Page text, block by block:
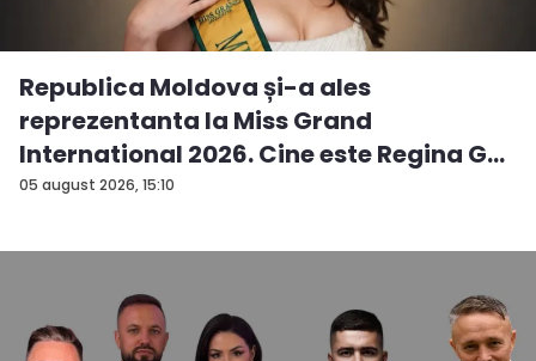
05 august 2026, 15:10
Republica Moldova și-a ales
reprezentanta la Miss Grand
International 2026. Cine este Regina G...